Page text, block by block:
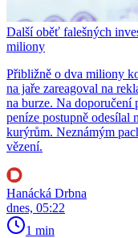
Další oběť falešných
miliony
Přibližně o dva miliony
na jaře zareagoval na
na burze. Na doporučení
peníze postupně odesílal
kurýrům. Neznámým
vězení.
Hanácká Drbna
dnes, 05:22
1 min